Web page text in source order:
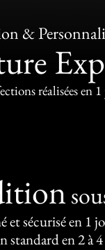
&
réalisées en
et sécurisé en 1
standard en 2 à